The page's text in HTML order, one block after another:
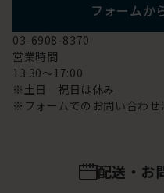
フォームか
03-6908-8370
営業時間
13:30～17:00
※土日 祝日は休み
※フォームでのお問い合わせ
配送・お